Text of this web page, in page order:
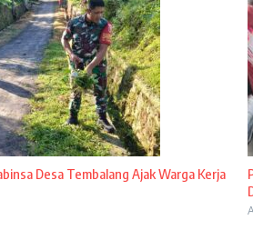
Desa Tembalang Ajak Warga Kerja